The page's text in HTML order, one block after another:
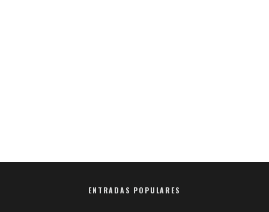
ENTRADAS POPULARES